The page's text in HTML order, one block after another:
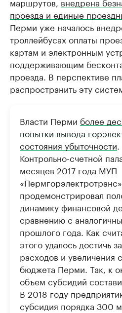
проезда и единые
Перми уже началось
троллейбусах оплаты
картам и электронным
поддерживающим
проезда. В перспективе
распространить эту
Власти Перми более
попытки вывода
состояния убыточности.
Контрольно-счетной
месяцев 2017 года МУП
«Пермгорэлектротранс»
продемонстрировал
динамику финансовой
сравнению с
прошлого года. Как
этого удалось достичь
расходов и увеличения
бюджета Перми. Так, к
объем субсидий
В 2018 году
субсидия порядка 300